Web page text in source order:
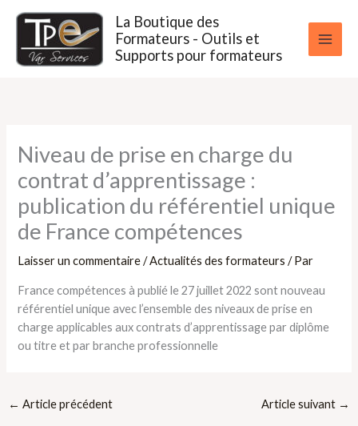
contenu
La Boutique des
Formateurs - Outils et
Supports pour formateurs
Niveau de prise en charge du
contrat d’apprentissage :
publication du référentiel unique
de France compétences
Laisser un commentaire /Actualités des formateurs / Par
France compétences à publié le 27 juillet 2022 sont nouveau
référentiel unique avec l’ensemble des niveaux de prise en
charge applicables aux contrats d’apprentissage par diplôme
ou titre et par branche professionnelle
← Article précédent Article suivant →